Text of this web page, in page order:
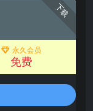
下载
永久会员
免费